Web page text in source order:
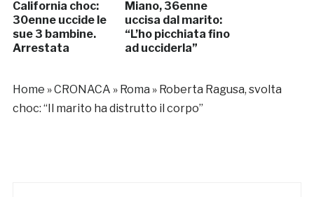
California choc:
30enne uccide le
sue 3 bambine.
Arrestata
Miano, 36enne
uccisa dal marito:
“L’ho picchiata fino
ad ucciderla”
Home »CRONACA » Roma » Roberta Ragusa, svolta
choc: “Il marito ha distrutto il corpo”